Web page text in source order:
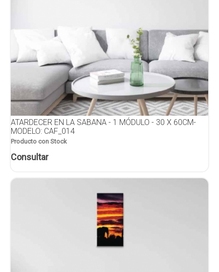
ATARDECER EN LA SABANA - 1 MÓDULO - 30 X 60CM-
MODELO: CAF_014
Producto con Stock
Consultar